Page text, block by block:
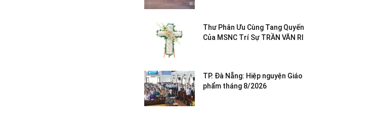
Thư Phân Ưu Cùng Tang Quyến
Của MSNC Trí Sự TRẦN VĂN RI
TP. Đà Nẵng: Hiệp nguyện Giáo
phẩm tháng 8/2026